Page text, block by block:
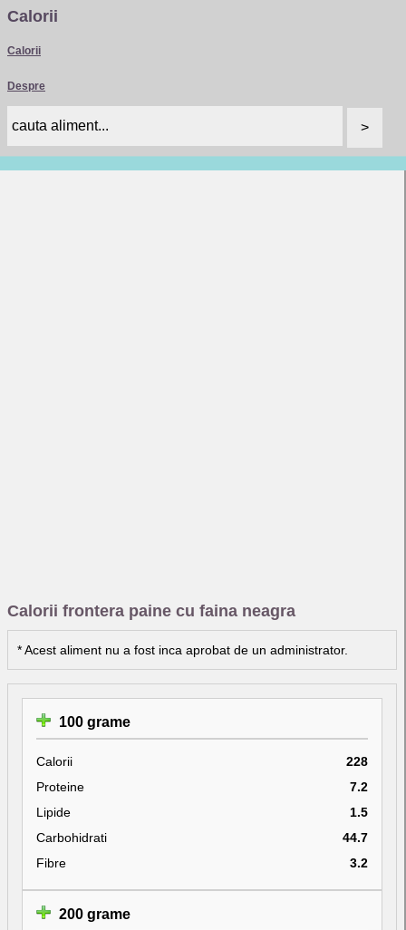
Calorii
Calorii
Despre
Calorii frontera paine cu faina neagra
* Acest aliment nu a fost inca aprobat de un administrator.
100 grame
Calorii
228
Proteine
7.2
Lipide
1.5
Carbohidrati
44.7
Fibre
3.2
200 grame